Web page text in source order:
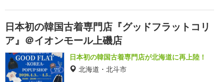
日本初の韓国古着専門店『グッドフラットコリ
ア』＠イオンモール上磯店
日本初の韓国古着専門店が北海道に再上陸！
北海道・北斗市